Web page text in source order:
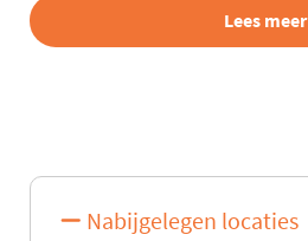
Lees meer
Nabijgelegen locaties